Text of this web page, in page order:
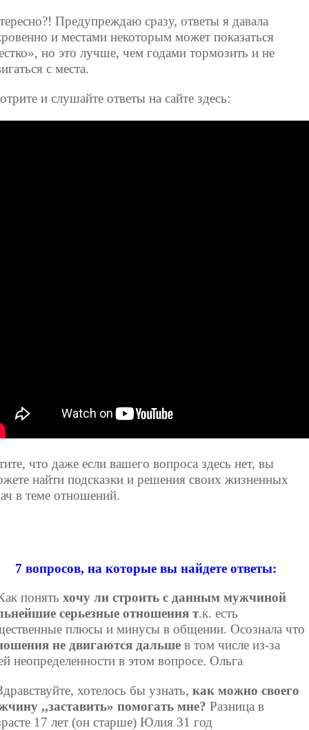
Предупреждаю сразу, ответы я давала
и местами некоторым может показаться
но это лучше, чем годами тормозить и не
с места.
и слушайте ответы на сайте здесь:
что даже если вашего вопроса здесь нет, вы
найти подсказки и решения своих жизненных
в теме отношений.
7 вопросов, на которые вы найдете ответы:
понять хочу ли строить с данным мужчиной
серьезные отношения т.к. есть
плюсы и минусы в общении. Осознала что
не двигаются дальше в том числе из-за
неопределенности в этом вопросе. Ольга
хотелось бы узнать, как можно своего
,,заставить» помогать мне? Разница в
17 лет (он старше) Юлия 31 год